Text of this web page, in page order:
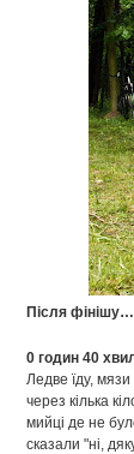
Після фінішу…
0 годин 40
Ледве їду,
через кілька
мийці де не
сказали "ні,